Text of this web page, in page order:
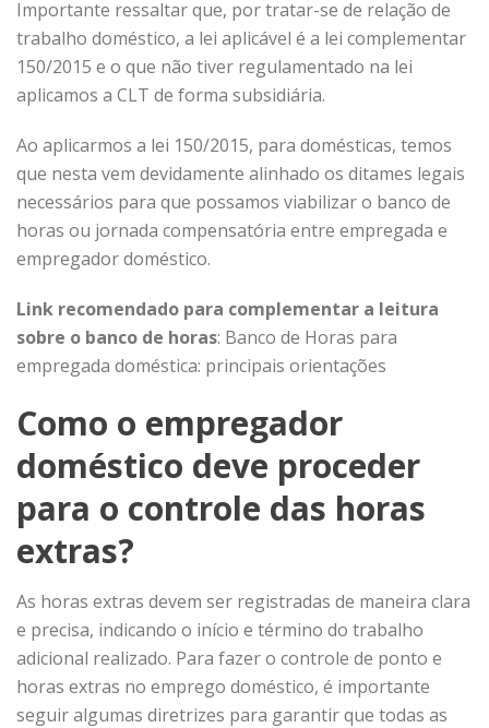
Importante ressaltar que, por tratar-se de relação de
trabalho doméstico, a lei aplicável é a lei complementar
150/2015 e o que não tiver regulamentado na lei
aplicamos a CLT de forma subsidiária.
Ao aplicarmos a lei 150/2015, para domésticas, temos
que nesta vem devidamente alinhado os ditames legais
necessários para que possamos viabilizar o banco de
horas ou jornada compensatória entre empregada e
empregador doméstico.
Link recomendado para complementar a leitura
sobre o banco de horas: Banco de Horas para
empregada doméstica: principais orientações
Como o empregador
doméstico deve proceder
para o controle das horas
extras?
As horas extras devem ser registradas de maneira clara
e precisa, indicando o início e término do trabalho
adicional realizado. Para fazer o controle de ponto e
horas extras no emprego doméstico, é importante
seguir algumas diretrizes para garantir que todas as